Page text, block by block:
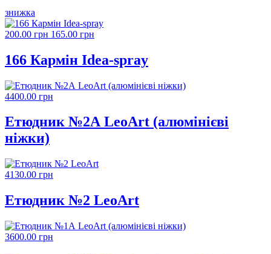
знижка
200.00 грн 165.00 грн
166 Кармін Idea-spray
4400.00 грн
Етюдник №2А LeoArt (алюмінієві
ніжки)
4130.00 грн
Етюдник №2 LeoArt
3600.00 грн